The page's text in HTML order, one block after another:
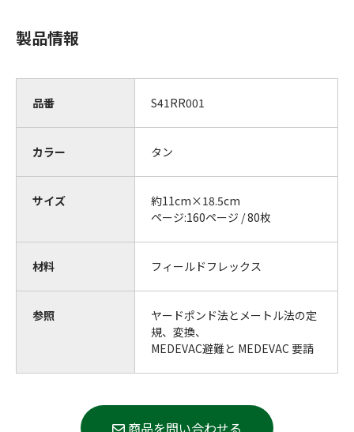
製品情報
品番 S41RR001
カラー タン
サイズ
約11cm×18.5cm
ページ:160ページ / 80枚
材料 フィールドフレックス
参照 ヤードポンド法とメートル法の定
規、変換、
MEDEVAC避難と MEDEVAC 要請
商品を問い合わせる